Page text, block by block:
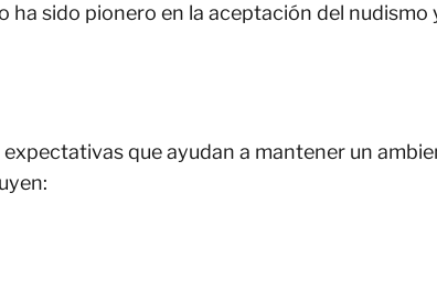
sido pionero en la aceptación del nudismo
que ayudan a mantener un